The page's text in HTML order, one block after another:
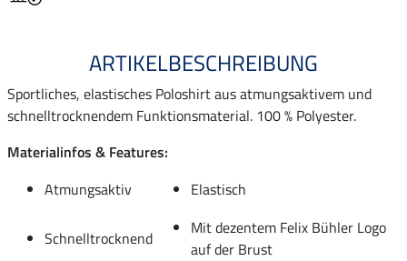
ARTIKELBESCHREIBUNG
Sportliches, elastisches Poloshirt aus atmungsaktivem und
schnelltrocknendem Funktionsmaterial. 100 % Polyester.
Materialinfos & Features:
Atmungsaktiv
Elastisch
Schnelltrocknend
Mit dezentem Felix Bühler Logo
auf der Brust